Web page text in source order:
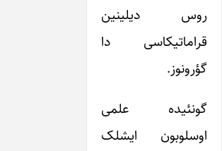
روس دیلینین
قراماتیکاسی دا
گؤرونوز.
گونئیده علمی
اوسلوبون ایشلک